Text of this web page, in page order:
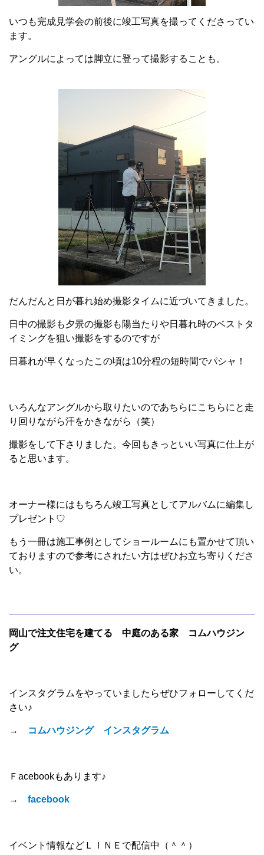
いつも完成見学会の前後に竣工写真を撮ってくださってい
ます。
アングルによっては脚立に登って撮影することも。
だんだんと日が暮れ始め撮影タイムに近づいてきました。
日中の撮影も夕景の撮影も陽当たりや日暮れ時のベストタ
イミングを狙い撮影をするのですが
日暮れが早くなったこの頃は10分程の短時間でパシャ！
いろんなアングルから取りたいのであちらにこちらにと走
り回りながら汗をかきながら（笑）
撮影をして下さりました。今回もきっといい写真に仕上が
ると思います。
オーナー様にはもちろん竣工写真としてアルバムに編集し
プレゼント♡
もう一冊は施工事例としてショールームにも置かせて頂い
ておりますので参考にされたい方はぜひお立ち寄りくださ
い。
岡山で注文住宅を建てる 中庭のある家 コムハウジン
グ
インスタグラムをやっていましたらぜひフォローしてくだ
さい♪
→ コムハウジング インスタグラム
Ｆacebookもあります♪
→ facebook
イベント情報などＬＩＮＥで配信中（＾＾）